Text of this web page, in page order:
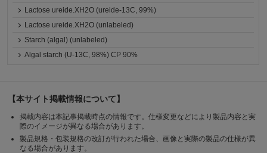
Lactose ureide.XH2O (ureide-13C, 99%)
Lactose ureide.XH2O (unlabeled)
Starch (algal) (unlabeled)
Algal starch (U-13C, 98%) CP 90%
【本サイト掲載情報について】
掲載内容は本記事掲載時点の情報です。仕様変更などにより製品内容と実
際のイメージが異なる場合があります。
製品規格・包装規格の改訂が行われた場合、画像と実際の製品の仕様が異
なる場合があります。